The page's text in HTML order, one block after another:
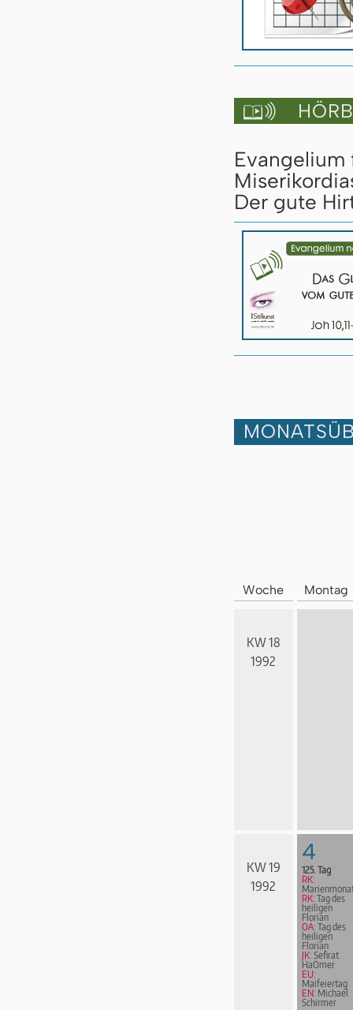

Der gute
Woche Montag
KW 18
1992
KW 19
1992
4
125. Tag
RK:
RK: Tag des
heiligen
Florian
OA: Tag des
heiligen
Florian
JK: Sefirat
HaOmer
EU:
Maifeiertag
EN: Michael
Schirmer